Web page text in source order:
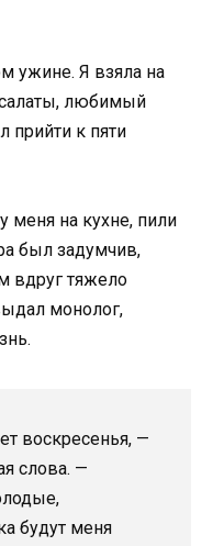
ужине. Я взяла на
салаты, любимый
прийти к пяти
меня на кухне, пили
был задумчив,
вдруг тяжело
монолог,
воскресенья, —
слова. —
будут меня